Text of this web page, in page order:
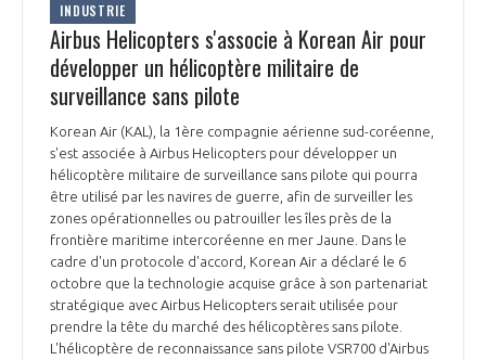
INDUSTRIE
Airbus Helicopters s'associe à Korean Air pour
développer un hélicoptère militaire de
surveillance sans pilote
Korean Air (KAL), la 1ère compagnie aérienne sud-coréenne,
s'est associée à Airbus Helicopters pour développer un
hélicoptère militaire de surveillance sans pilote qui pourra
être utilisé par les navires de guerre, afin de surveiller les
zones opérationnelles ou patrouiller les îles près de la
frontière maritime intercoréenne en mer Jaune. Dans le
cadre d'un protocole d'accord, Korean Air a déclaré le 6
octobre que la technologie acquise grâce à son partenariat
stratégique avec Airbus Helicopters serait utilisée pour
prendre la tête du marché des hélicoptères sans pilote.
L'hélicoptère de reconnaissance sans pilote VSR700 d'Airbus